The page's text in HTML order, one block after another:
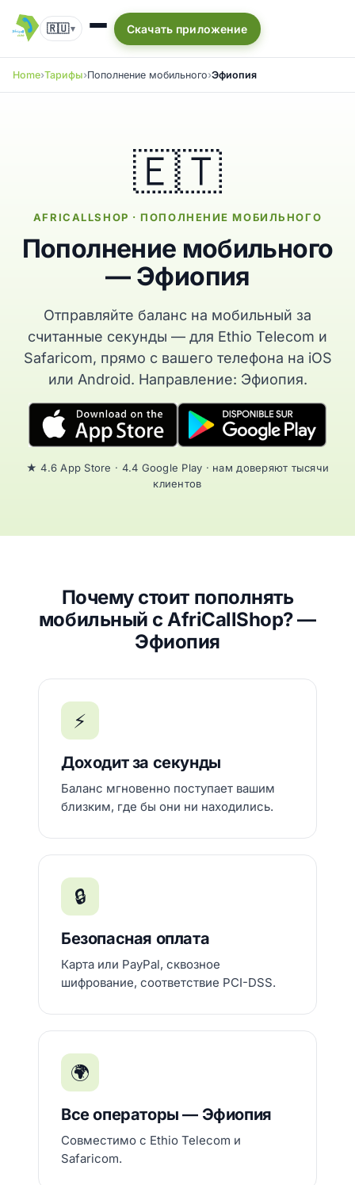
🇷🇺▾ Скачать приложение
Home Тарифы Пополнение мобильного Эфиопия
🇪🇹
AFRICALLSHOP · ПОПОЛНЕНИЕ МОБИЛЬНОГО
Пополнение мобильного
— Эфиопия
Отправляйте баланс на мобильный за
считанные секунды — для Ethio Telecom и
Safaricom, прямо с вашего телефона на iOS
или Android. Направление: Эфиопия.
★ 4.6 App Store · 4.4 Google Play · нам доверяют тысячи
клиентов
Почему стоит пополнять
мобильный с AfriCallShop? —
Эфиопия
⚡
Доходит за секунды
Баланс мгновенно поступает вашим
близким, где бы они ни находились.
🔒
Безопасная оплата
Карта или PayPal, сквозное
шифрование, соответствие PCI-DSS.
🌍
Все операторы — Эфиопия
Совместимо с Ethio Telecom и
Safaricom.